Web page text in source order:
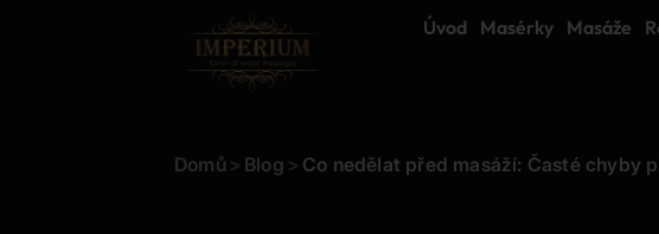
Úvod Masérky Masáže
Domů > Blog > Co nedělat před masáží: Časté chyby